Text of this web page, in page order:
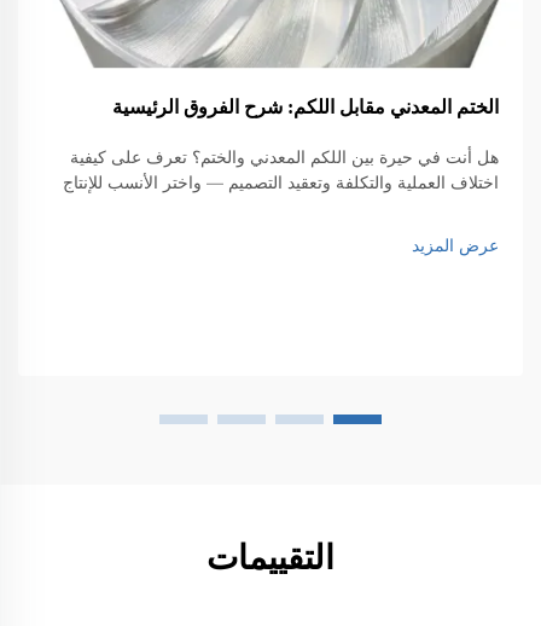
الختم المعدني مقابل اللكم: شرح الفروق الرئيسية
هل أنت في حيرة بين اللكم المعدني والختم؟ تعرف على كيفية
اختلاف العملية والتكلفة وتعقيد التصميم — واختر الأنسب للإنتاج
عرض المزيد
التقييمات